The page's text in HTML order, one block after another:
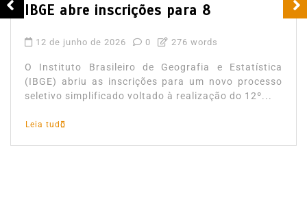
IBGE abre inscrições para 8
12 de junho de 2026 0 276 words
O Instituto Brasileiro de Geografia e Estatística
(IBGE) abriu as inscrições para um novo processo
seletivo simplificado voltado à realização do 12º...
Leia tudo